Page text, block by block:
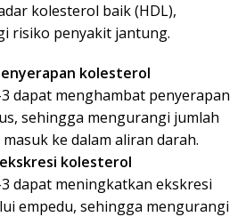
kolesterol baik (HDL),
risiko penyakit jantung.
kolesterol
dapat menghambat penyerapan
sehingga mengurangi jumlah
ke dalam aliran darah.
kolesterol
dapat meningkatkan ekskresi
empedu, sehingga mengurangi